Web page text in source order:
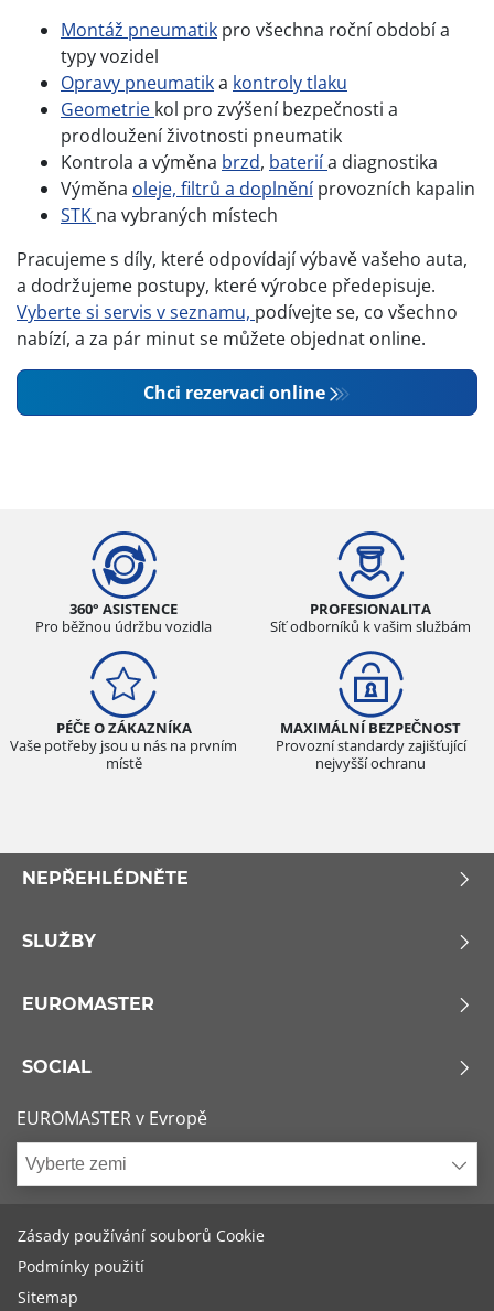
Montáž pneumatik pro všechna roční období a
typy vozidel
Opravy pneumatika kontroly tlaku
Geometrie kol pro zvýšení bezpečnosti a
prodloužení životnosti pneumatik
Kontrola a výměna brzd, bateriía diagnostika
Výměna oleje, filtrů a doplněníprovozních kapalin
STK na vybraných místech
Pracujeme s díly, které odpovídají výbavě vašeho auta,
a dodržujeme postupy, které výrobce předepisuje.
Vyberte si servis v seznamu, podívejte se, co všechno
nabízí, a za pár minut se můžete objednat online.
Chci rezervaci online
360° ASISTENCE
Pro běžnou údržbu vozidla
PROFESIONALITA
Síť odborníků k vašim službám
PÉČE O ZÁKAZNÍKA
Vaše potřeby jsou u nás na prvním
místě
MAXIMÁLNÍ BEZPEČNOST
Provozní standardy zajišťující
nejvyšší ochranu
NEPŘEHLÉDNĚTE
SLUŽBY
EUROMASTER
SOCIAL
EUROMASTER v Evropě
Vyberte zemi
Zásady používání souborů Cookie
Podmínky použití
Sitemap